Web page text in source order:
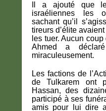
Il a ajouté que
israéliennes les
sachant qu’il
tireurs d’élite
les tuer. Aucun
Ahmed a
miraculeusement.
Les factions de
de Tulkarem ont
Hassan, des
participé à ses
amis pour lui dire